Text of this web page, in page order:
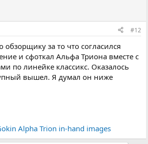
#12
обзорщику за то что согласился
и сфоткал Альфа Триона вместе с
по линейке классикс. Оказалось
вышел. Я думал он ниже
Alpha Trion in-hand images